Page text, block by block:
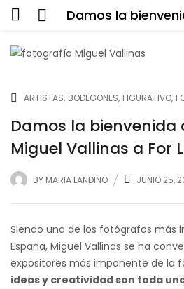
ARTISTAS BODEGONES FIGURATIVO
Damos la bienvenida
Miguel Vallinas a For
BY MARIA LANDINO JUNIO 25,
Siendo uno de los fotógrafos más
España, Miguel Vallinas se ha
expositores más imponente de la
ideas y creatividad son toda